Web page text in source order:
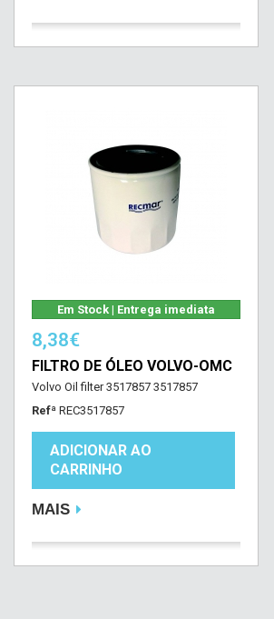
Em Stock | Entrega imediata
8,38€
FILTRO DE ÓLEO VOLVO-OMC
Volvo Oil filter 3517857 3517857
Refª REC3517857
ADICIONAR AO
CARRINHO
MAIS